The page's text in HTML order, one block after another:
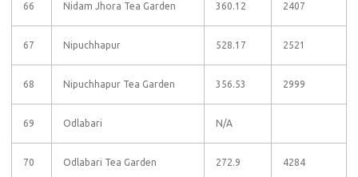
66 Nidam Jhora Tea Garden 360.12 2407
67 Nipuchhapur 528.17 2521
68 Nipuchhapur Tea Garden 356.53 2999
69 Odlabari N/A
70 Odlabari Tea Garden 272.9 4284